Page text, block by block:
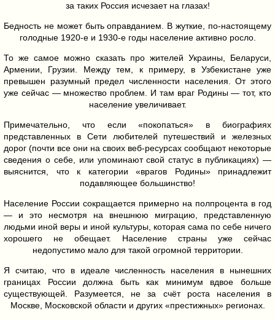
за таких Россия исчезает на глазах!
Бедность не может быть оправданием. В жуткие, по-настоящему
голодные 1920-е и 1930-е годы население активно росло.
То же самое можно сказать про жителей Украины, Беларуси,
Армении, Грузии. Между тем, к примеру, в Узбекистане уже
превышен разумный предел численности населения. От этого
уже сейчас — множество проблем. И там враг Родины — тот, кто
население увеличивает.
Примечательно, что если «покопаться» в биографиях
представленных в Сети любителей путешествий и железных
дорог (почти все они на своих веб-ресурсах сообщают некоторые
сведения о себе, или упоминают свой статус в публикациях) —
выяснится, что к категории «врагов Родины» принадлежит
подавляющее большинство!
Население России сокращается примерно на полпроцента в год
— и это несмотря на внешнюю миграцию, представленную
людьми иной веры и иной культуры, которая сама по себе ничего
хорошего не обещает. Население страны уже сейчас
недопустимо мало для такой огромной территории.
Я считаю, что в идеале численность населения в нынешних
границах России должна быть как минимум вдвое больше
существующей. Разумеется, не за счёт роста населения в
Москве, Московской области и других «престижных» регионах.